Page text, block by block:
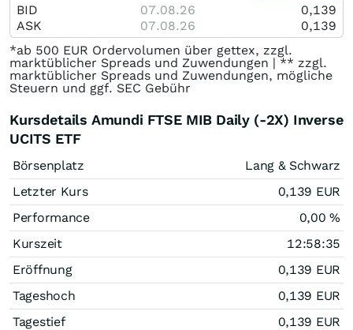
BID 07.08.26
0,139
ASK
07.08.26
0,139
*ab 500 EUR Ordervolumen über gettex, zzgl.
marktüblicher Spreads und Zuwendungen | ** zzgl.
marktüblicher Spreads und Zuwendungen, mögliche
Steuern und ggf. SEC Gebühr
Kursdetails Amundi FTSE MIB Daily (-2X) Inverse
UCITS ETF
Börsenplatz
Lang & Schwarz
Letzter Kurs
0,139 EUR
Performance
0,00%
Kurszeit
12:58:35
Eröffnung
0,139 EUR
Tageshoch
0,139 EUR
Tagestief
0,139 EUR